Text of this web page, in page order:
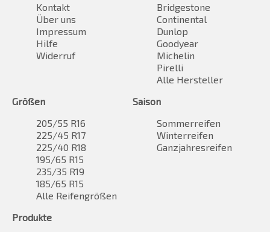
Kontakt
Über uns
Impressum
Hilfe
Widerruf
Bridgestone
Continental
Dunlop
Goodyear
Michelin
Pirelli
Alle Hersteller
Größen
205/55 R16
225/45 R17
225/40 R18
195/65 R15
235/35 R19
185/65 R15
Alle Reifengrößen
Saison
Sommerreifen
Winterreifen
Ganzjahresreifen
Produkte